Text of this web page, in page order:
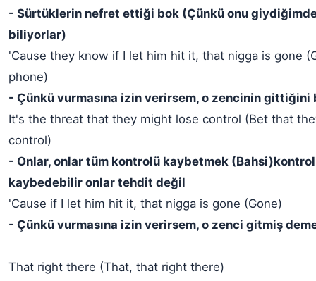
- Sürtüklerin nefret ettiği bok (Çünkü onu
biliyorlar)
'Cause they know if I let him hit it, that nigga is gone
phone)
- Çünkü vurmasına izin verirsem, o zencinin
It's the threat that they might lose control (Bet that
control)
- Onlar, onlar tüm kontrolü kaybetmek
kaybedebilir onlar tehdit değil
'Cause if I let him hit it, that nigga is gone (Gone)
- Çünkü vurmasına izin verirsem, o zenci gitmiş
That right there (That, that right there)